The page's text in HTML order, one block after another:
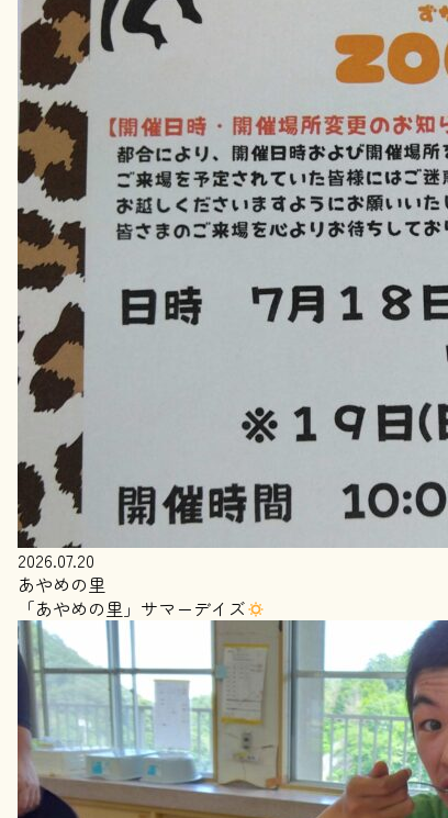
2026.07.20
あやめの里
「あやめの里」サマーデイズ